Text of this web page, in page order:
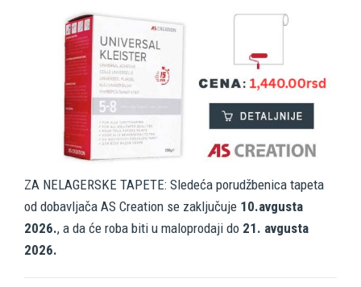
ZA NELAGERSKE TAPETE: Sledeća porudžbenica tapeta
od dobavljača AS Creation se zaključuje 10.avgusta
2026., a da će roba biti u maloprodaji do 21. avgusta
2026.